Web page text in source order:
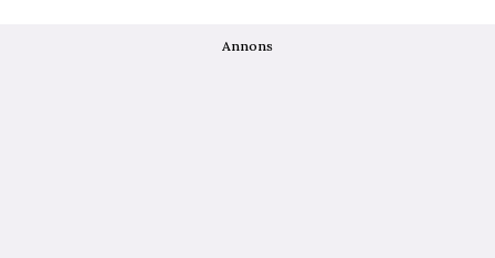
Annons